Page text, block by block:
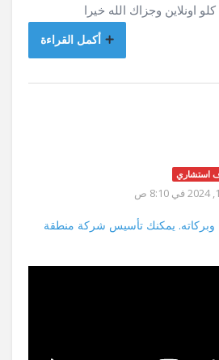
اونلاين وجزاك الله خيرا
أكمل القراءة
استشاري
وبركاته. يمكنك تأسيس شركة منطقة